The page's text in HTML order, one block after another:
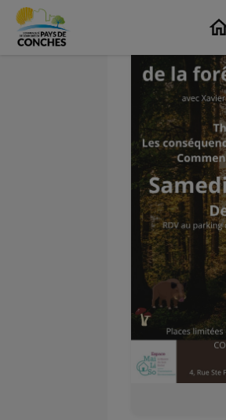
Contenu Recherche